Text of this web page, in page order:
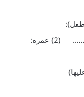
(1) عمل الأب: ………………………………………. (2) عمره: